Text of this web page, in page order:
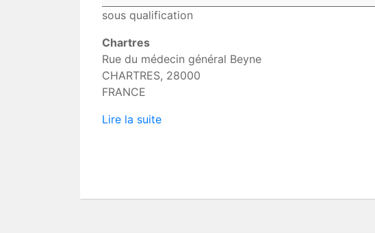
50m
sous qualification
Chartres
Rue du médecin général Beyne
CHARTRES, 28000
FRANCE
Lire la suite